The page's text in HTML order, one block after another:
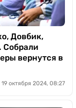
Довбик,
Собрали
вернутся в
19 октября 2024, 08:27